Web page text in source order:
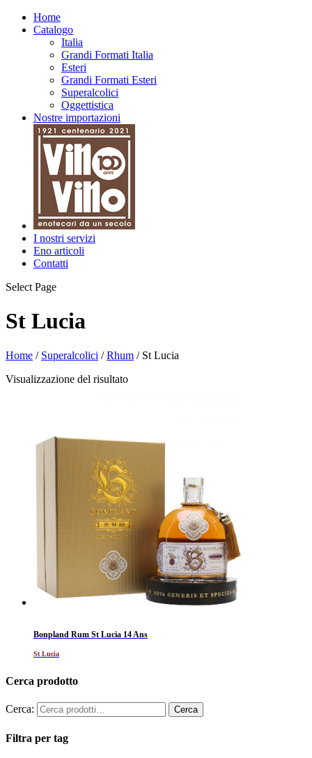
Home
Catalogo
Italia
Grandi Formati Italia
Esteri
Grandi Formati Esteri
Superalcolici
Oggettistica
Nostre importazioni
I nostri servizi
Eno articoli
Contatti
Select Page
St Lucia
Home / Superalcolici /Rhum / St Lucia
Visualizzazione del risultato
Bonpland Rum St Lucia 14 Ans
St Lucia
Cerca prodotto
Cerca:
Filtra per tag